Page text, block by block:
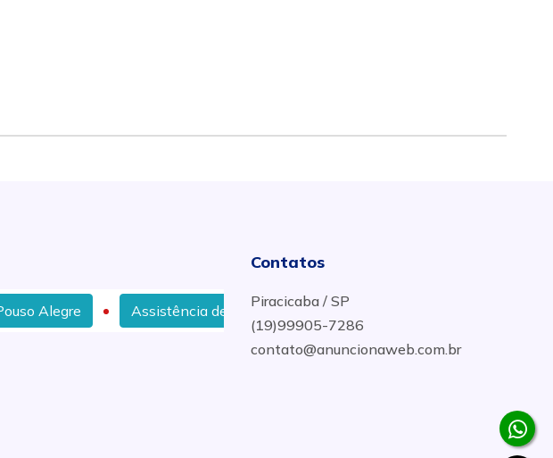
Assistência de guincho em Silvianópolis
Contatos
Piracicaba / SP
(19)99905-7286
contato@anuncionaweb.com.br